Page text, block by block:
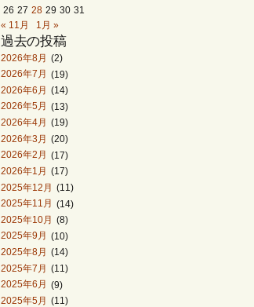
26 27 28 29 30 31
« 11月
1月 »
過去の投稿
2026年8月 (2)
2026年7月
(19)
2026年6月
(14)
2026年5月
(13)
2026年4月
(19)
2026年3月 (20)
2026年2月
(17)
2026年1月
(17)
2025年12月 (11)
2025年11月
(14)
2025年10月
(8)
2025年9月
(10)
2025年8月
(14)
2025年7月 (11)
2025年6月
(9)
2025年5月
(11)